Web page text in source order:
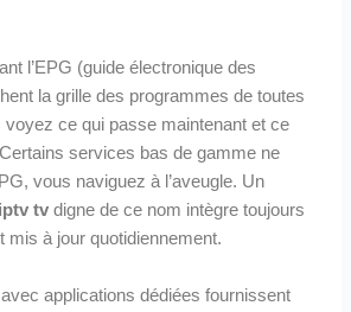
l’EPG (guide électronique des
la grille des programmes de toutes
ce qui passe maintenant et ce
services bas de gamme ne
vous naviguez à l’aveugle. Un
tv digne de ce nom intègre toujours
mis à jour quotidiennement.
avec applications dédiées fournissent